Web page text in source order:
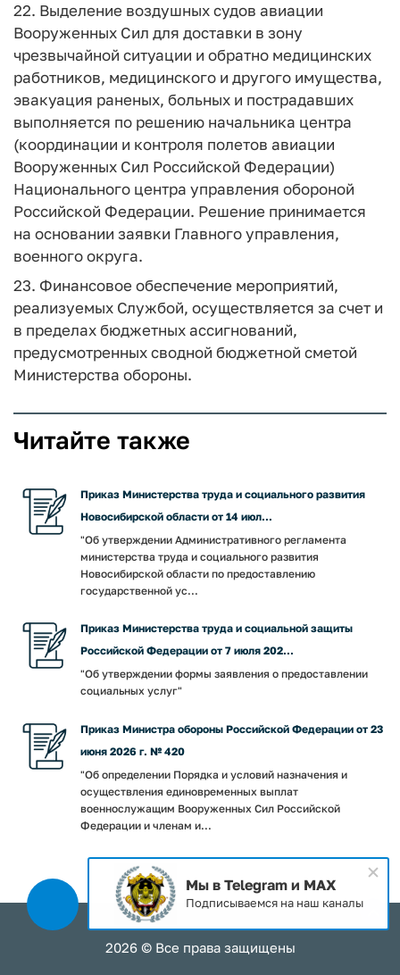
22. Выделение воздушных судов авиации
Вооруженных Сил для доставки в зону
чрезвычайной ситуации и обратно медицинских
работников, медицинского и другого имущества,
эвакуация раненых, больных и пострадавших
выполняется по решению начальника центра
(координации и контроля полетов авиации
Вооруженных Сил Российской Федерации)
Национального центра управления обороной
Российской Федерации. Решение принимается
на основании заявки Главного управления,
военного округа.
23. Финансовое обеспечение мероприятий,
реализуемых Службой, осуществляется за счет и
в пределах бюджетных ассигнований,
предусмотренных сводной бюджетной сметой
Министерства обороны.
Читайте также
Приказ Министерства труда и социального развития
Новосибирской области от 14 июл...
"Об утверждении Административного регламента
министерства труда и социального развития
Новосибирской области по предоставлению
государственной ус...
Приказ Министерства труда и социальной защиты
Российской Федерации от 7 июля 202...
"Об утверждении формы заявления о предоставлении
социальных услуг"
Приказ Министра обороны Российской Федерации от 23
июня 2026 г. № 420
"Об определении Порядка и условий назначения и
осуществления единовременных выплат
военнослужащим Вооруженных Сил Российской
Федерации и членам и...
2026 © Все права защищены
Мы в Telegram и MAX
Подписываемся на наш каналы